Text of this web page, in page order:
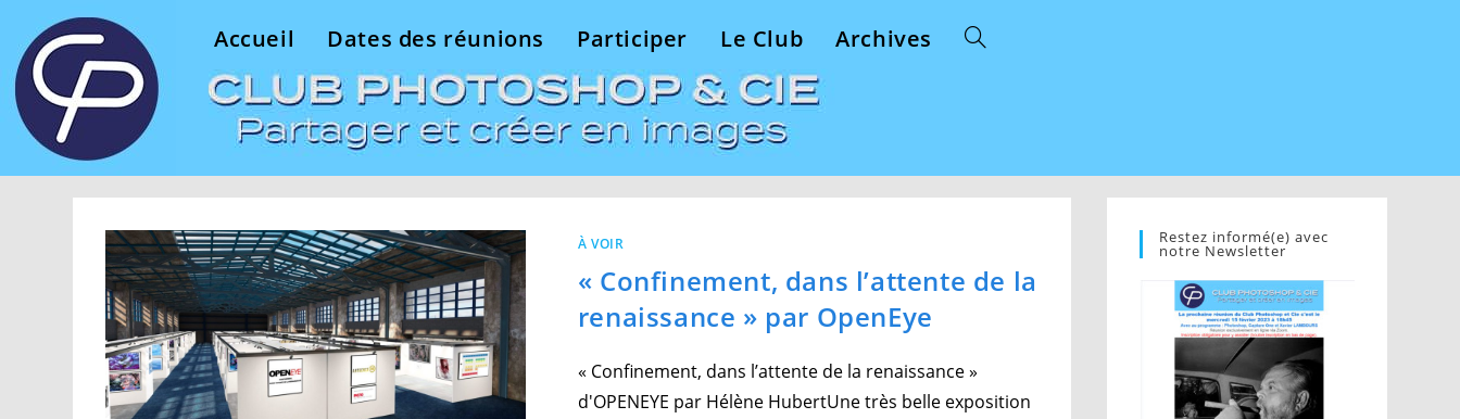
content
Accueil Dates des réunions Participer Le Club Archives Toggle
search
À VOIR
« Confinement, dans l’attente de la
renaissance » par OpenEye
« Confinement, dans l’attente de la renaissance »
d'OPENEYE par Hélène HubertUne très belle exposition
Restez informé(e) avec
notre Newsletter